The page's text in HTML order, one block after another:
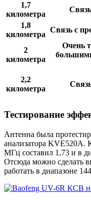
1,7
километра
1,8
километра
Связь с
2
километра
Очень
2,2
километра
Тестирование
Антенна была
анализатора KVE520A.
МГц составил 1,73 и в
Отсюда можно сделать
работать в диапазоне